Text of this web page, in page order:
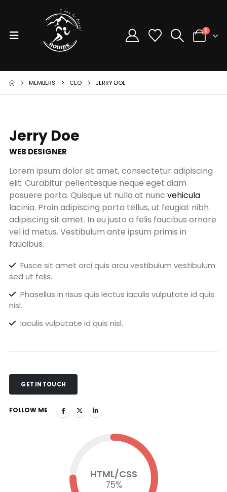
0
MEMBERS CEO JERRY DOE
Jerry Doe
WEB DESIGNER
Lorem ipsum dolor sit amet, consectetur adipiscing
elit. Curabitur pellentesque neque eget diam
posuere porta. Quisque ut nulla at nunc vehicula
lacinia. Proin adipiscing porta tellus, ut feugiat nibh
adipiscing sit amet. In eu justo a felis faucibus ornare
vel id metus. Vestibulum ante ipsum primis in
faucibus.
Fusce sit amet orci quis arcu vestibulum vestibulum
sed ut felis.
Phasellus in risus quis lectus iaculis vulputate id quis
nisl.
Iaculis vulputate id quis nisl.
GET IN TOUCH
FOLLOW ME
HTML/CSS
75%